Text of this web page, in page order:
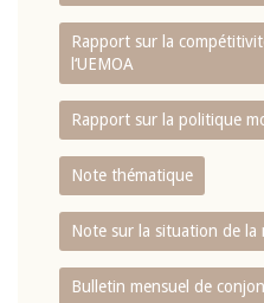
Rapport sur la
l‘UEMOA
Rapport sur la politique
Note thématique
Note sur la situation de la
Bulletin mensuel de